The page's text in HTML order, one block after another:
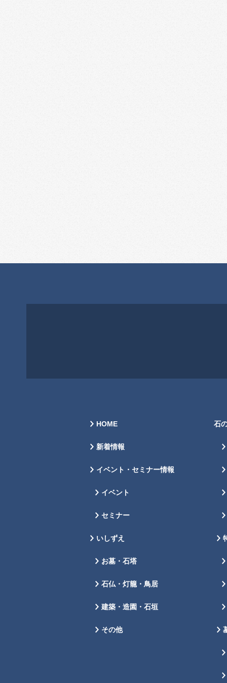
HOME
新着情報
イベント・セミナー情報
イベント
セミナー
いしずえ
お墓・石塔
石仏・灯籠・鳥居
建築・造園・石垣
その他
石